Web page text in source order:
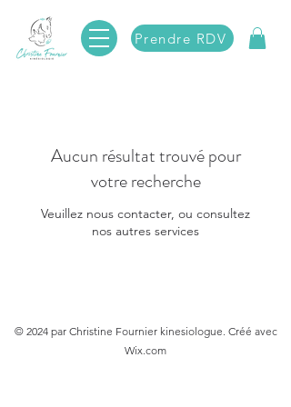
Prendre RDV
Aucun résultat trouvé pour
votre recherche
Veuillez nous contacter, ou consultez
nos autres services
© 2024 par Christine Fournier kinesiologue. Créé avec
Wix.com